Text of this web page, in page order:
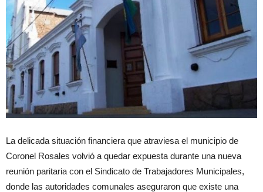
La delicada situación financiera que atraviesa el municipio de
Coronel Rosales volvió a quedar expuesta durante una nueva
reunión paritaria con el Sindicato de Trabajadores Municipales,
donde las autoridades comunales aseguraron que existe una